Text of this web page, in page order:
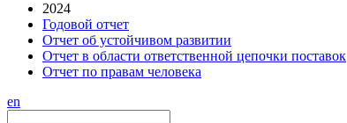
2024
Годовой отчет
Отчет об устойчивом развитии
Отчет в области ответственной цепочки поставок
Отчет по правам человека
en